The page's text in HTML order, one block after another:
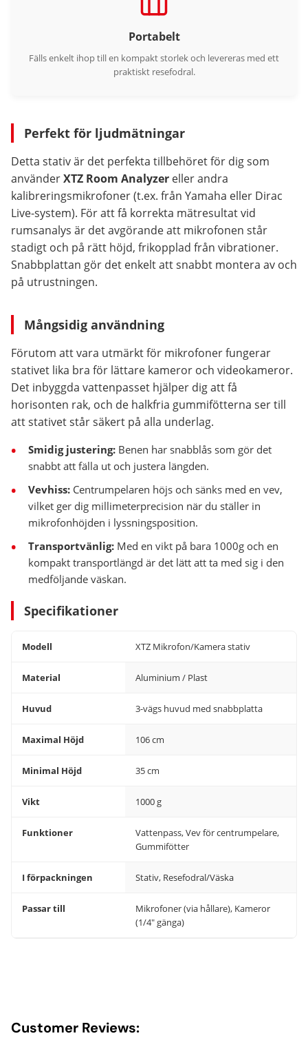
Portabelt
Fälls enkelt ihop till en kompakt storlek och levereras med ett
praktiskt resefodral.
Perfekt för ljudmätningar
Detta stativ är det perfekta tillbehöret för dig som
använderXTZ Room Analyzer eller andra
kalibreringsmikrofoner (t.ex. från Yamaha eller Dirac
Live-system). För att få korrekta mätresultat vid
rumsanalys är det avgörande att mikrofonen står
stadigt och på rätt höjd, frikopplad från vibrationer.
Snabbplattan gör det enkelt att snabbt montera av och
på utrustningen.
Mångsidig användning
Förutom att vara utmärkt för mikrofoner fungerar
stativet lika bra för lättare kameror och videokameror.
Det inbyggda vattenpasset hjälper dig att få
horisonten rak, och de halkfria gummifötterna ser till
att stativet står säkert på alla underlag.
Smidig justering: Benen har snabblås som gör det
snabbt att fälla ut och justera längden.
Vevhiss: Centrumpelaren höjs och sänks med en vev,
vilket ger dig millimeterprecision när du ställer in
mikrofonhöjden i lyssningsposition.
Transportvänlig: Med en vikt på bara 1000g och en
kompakt transportlängd är det lätt att ta med sig i den
medföljande väskan.
Specifikationer
Modell XTZ Mikrofon/Kamera stativ
Material Aluminium / Plast
Huvud 3-vägs huvud med snabbplatta
Maximal Höjd 106 cm
Minimal Höjd 35 cm
Vikt 1000 g
Funktioner
Vattenpass, Vev för centrumpelare,
Gummifötter
I förpackningen Stativ, Resefodral/Väska
Passar till
Mikrofoner (via hållare), Kameror
(1/4" gänga)
Customer Reviews: